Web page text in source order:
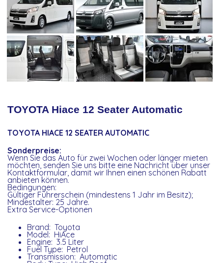
TOYOTA Hiace 12 Seater Automatic
TOYOTA HIACE 12 SEATER AUTOMATIC
Sonderpreise:
Wenn Sie das Auto für zwei Wochen oder länger mieten
möchten, senden Sie uns bitte eine Nachricht über unser
Kontaktformular, damit wir Ihnen einen schönen Rabatt
anbieten können.
Bedingungen:
Gültiger Führerschein (mindestens 1 Jahr im Besitz);
Mindestalter: 25 Jahre.
Extra Service-Optionen
Brand: Toyota
Model: HiAce
Engine: 3.5 Liter
Fuel Type: Petrol
Transmission: Automatic